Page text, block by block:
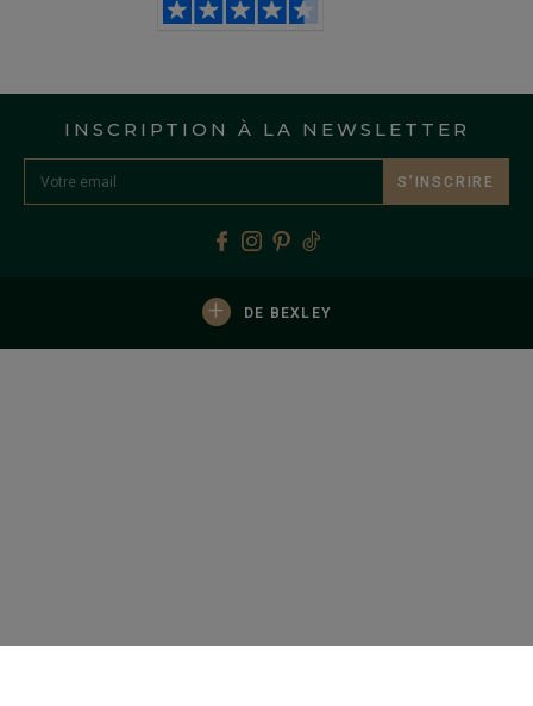
INSCRIPTION À LA NEWSLETTER
S’INSCRIRE
+ DE BEXLEY